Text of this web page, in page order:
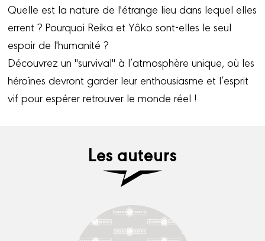
Quelle est la nature de l'étrange lieu dans lequel elles
errent ? Pourquoi Reika et Yôko sont-elles le seul
espoir de l'humanité ?
Découvrez un "survival" à l’atmosphère unique, où les
héroïnes devront garder leur enthousiasme et l’esprit
vif pour espérer retrouver le monde réel !
Les auteurs